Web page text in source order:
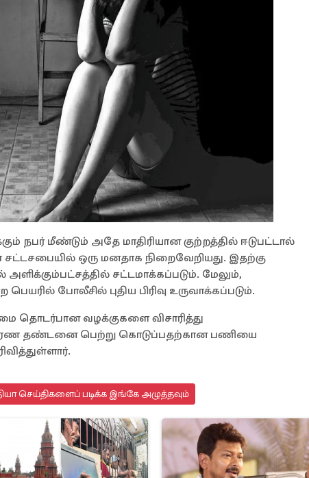
நபர் மீண்டும் அதே மாதிரியான குற்றத்தில் ஈடுபட்டால்
ஒரு மனதாக நிறைவேறியது. இதற்கு
சட்டமாக்கப்படும். மேலும்,
போலீசில் புதிய பிரிவு உருவாக்கப்படும்.
தொடர்பான வழக்குகளை விசாரித்து
மரண தண்டனை பெற்று கொடுப்பதற்கான பணியை
செய்திகளைப் படிக்க இங்கே அழுத்தவும்